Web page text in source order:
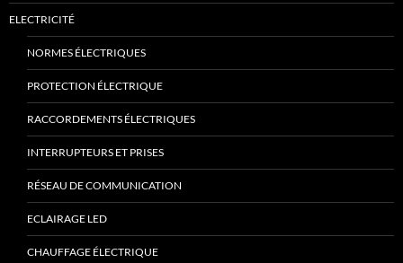
ELECTRICITÉ
NORMES ÉLECTRIQUES
PROTECTION ÉLECTRIQUE
RACCORDEMENTS ÉLECTRIQUES
INTERRUPTEURS ET PRISES
RÉSEAU DE COMMUNICATION
ECLAIRAGE LED
CHAUFFAGE ÉLECTRIQUE